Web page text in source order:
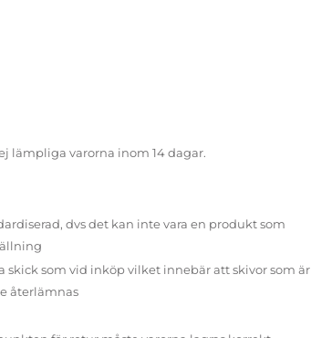
lämpliga varorna inom 14 dagar.
dvs det kan inte vara en produkt som
skick som vid inköp vilket innebär att skivor som är
återlämnas